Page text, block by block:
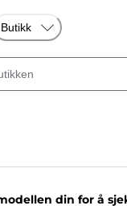
Butikk
din for å